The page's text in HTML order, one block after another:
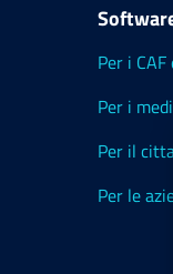
Per i
Per i
Per il
Per le